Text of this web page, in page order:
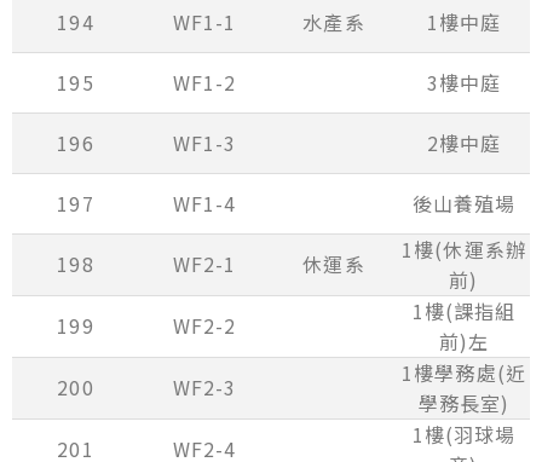
194 WF1-1 水產系 1樓中庭
195 WF1-2 3樓中庭
196 WF1-3 2樓中庭
197 WF1-4 後山養殖場
198 WF2-1 休運系
1樓(休運系辦
前)
199
WF2-2
1樓(課指組
前)左
200
WF2-3
1樓學務處(近
學務長室)
201
WF2-4
1樓(羽球場